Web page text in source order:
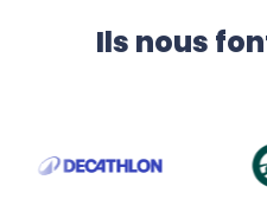
Ils nous